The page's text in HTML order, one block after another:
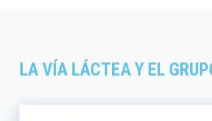
LA VÍA LÁCTEA Y EL